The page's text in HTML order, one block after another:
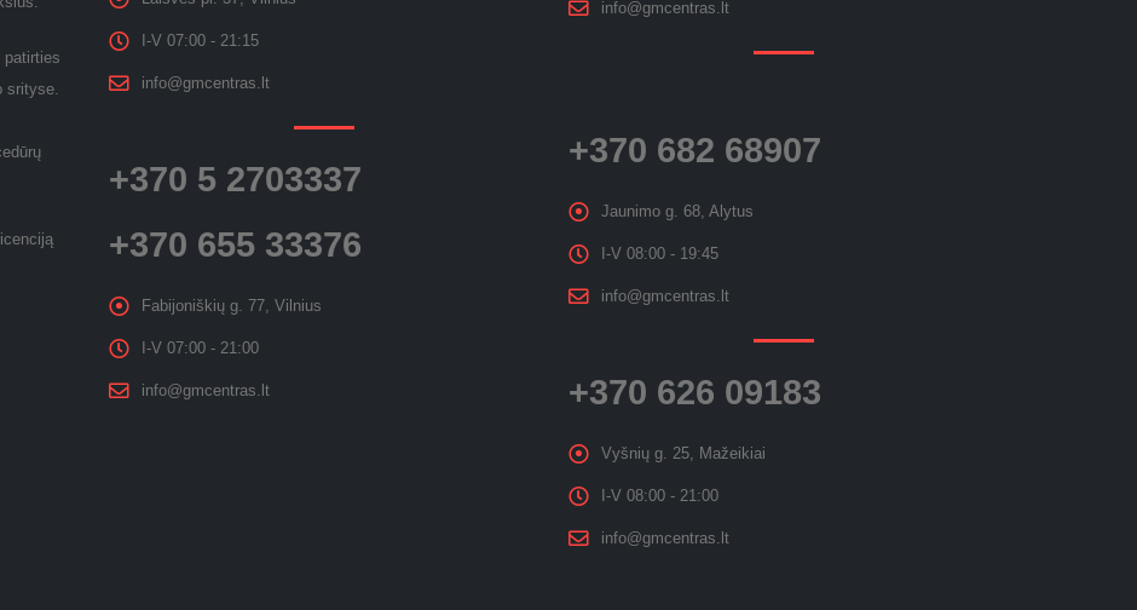
srityse.
I-V 07:00 - 21:15
info@gmcentras.lt
+370 5 2703337
+370 655 33376
Fabijoniškių g. 77, Vilnius
I-V 07:00 - 21:00
info@gmcentras.lt
info@gmcentras.lt
+370 682 68907
Jaunimo g. 68, Alytus
I-V 08:00 - 19:45
info@gmcentras.lt
+370 626 09183
Vyšnių g. 25, Mažeikiai
I-V 08:00 - 21:00
info@gmcentras.lt